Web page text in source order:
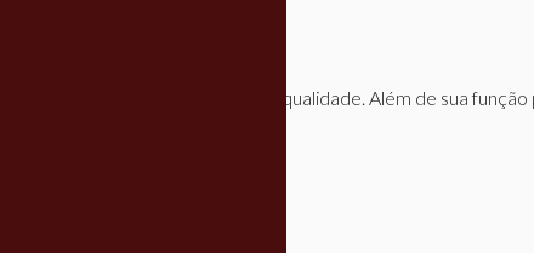
peça de reposição de alta qualidade. Além de sua